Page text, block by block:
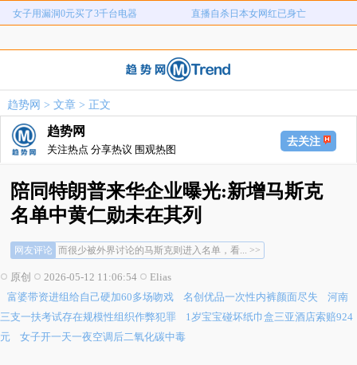
女子用漏洞0元买了3千台电器 直播自杀日本女网红已身亡
河南三支一扶考试存在规模性组织作 1岁宝宝碰坏纸巾盒三亚酒店索赔924
26岁女儿谈47岁妈妈突然产女
女子用漏洞0元买了3千台电器 直播自杀日本女网红已身亡
趋势网 > 文章> 正文
趋势网
关注热点 分享热议 围观热图
去关注
陪同特朗普来华企业曝光:新增马斯克
名单中黄仁勋未在其列
网友评论 而很少被外界讨论的马斯克则进入名单，看... >>
大国之间动一动就是70万亿人民币的生意... >>
而很少被外界讨论的马斯克则进入名单，看... >>
让他们好好体会一下中国式待客之道... >>
原创 2026-05-12 11:06:54
Elias
富婆带资进组给自己硬加60多场吻戏
名创优品一次性内裤颜面尽失
河南
三支一扶考试存在规模性组织作弊犯罪
1岁宝宝碰坏纸巾盒三亚酒店索赔924
元
女子开一天一夜空调后二氧化碳中毒